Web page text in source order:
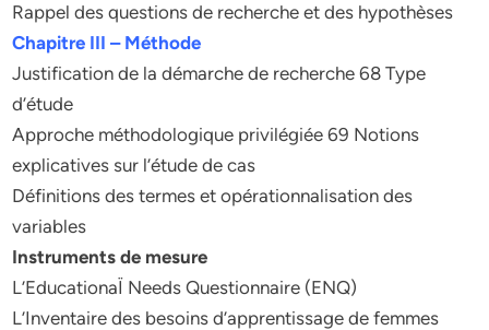
Rappel des questions de recherche et des hypothèses
Chapitre III – Méthode
Justification de la démarche de recherche 68 Type
d’étude
Approche méthodologique privilégiée 69 Notions
explicatives sur l’étude de cas
Définitions des termes et opérationnalisation des
variables
Instruments de mesure
L’EducationaÏ Needs Questionnaire (ENQ)
L’Inventaire des besoins d’apprentissage de femmes